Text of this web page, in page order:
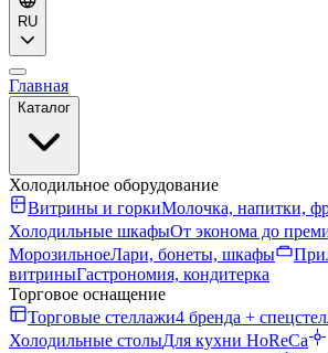
RU
Главная
Каталог
Холодильное оборудование
Витрины и горкиМолочка, напитки,
Холодильные шкафыОт эконома до
МорозильноеЛари, бонеты, шкафы
витриныГастрономия, кондитерка
Торговое оснащение
Торговые стеллажи4 бренда +
Холодильные столыДля кухни HoReCa